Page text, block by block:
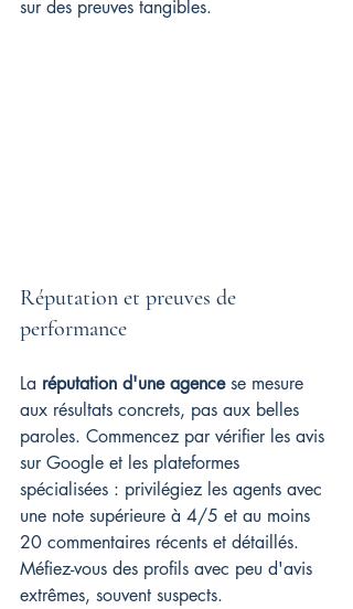
sur des preuves tangibles.
Réputation et preuves de
performance
La réputation d'une agence se mesure
aux résultats concrets, pas aux belles
paroles. Commencez par vérifier les avis
sur Google et les plateformes
spécialisées : privilégiez les agents avec
une note supérieure à 4/5 et au moins
20 commentaires récents et détaillés.
Méfiez-vous des profils avec peu d'avis
extrêmes, souvent suspects.